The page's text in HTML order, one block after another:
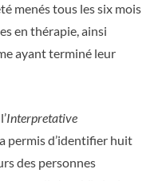
menés tous les six mois
en thérapie, ainsi
ayant terminé leur
Interpretative
permis d’identifier huit
des personnes